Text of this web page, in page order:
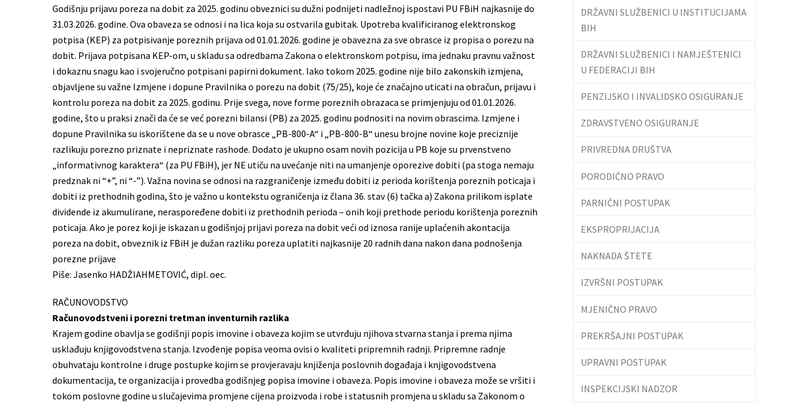
Godišnju prijavu poreza na dobit za 2025. godinu obveznici su dužni podnijeti nadležnoj ispostavi PU FBiH najkasnije do
31.03.2026. godine. Ova obaveza se odnosi i na lica koja su ostvarila gubitak. Upotreba kvalificiranog elektronskog
potpisa (KEP) za potpisivanje poreznih prijava od 01.01.2026. godine je obavezna za sve obrasce iz propisa o porezu na
dobit. Prijava potpisana KEP-om, u skladu sa odredbama Zakona o elektronskom potpisu, ima jednaku pravnu važnost
i dokaznu snagu kao i svojeručno potpisani papirni dokument. Iako tokom 2025. godine nije bilo zakonskih izmjena,
objavljene su važne Izmjene i dopune Pravilnika o porezu na dobit (75/25), koje će značajno uticati na obračun, prijavu i
kontrolu poreza na dobit za 2025. godinu. Prije svega, nove forme poreznih obrazaca se primjenjuju od 01.01.2026.
godine, što u praksi znači da će se već porezni bilansi (PB) za 2025. godinu podnositi na novim obrascima. Izmjene i
dopune Pravilnika su iskorištene da se u nove obrasce „PB-800-A“ i „PB-800-B“ unesu brojne novine koje preciznije
razlikuju porezno priznate i nepriznate rashode. Dodato je ukupno osam novih pozicija u PB koje su prvenstveno
„informativnog karaktera“ (za PU FBiH), jer NE utiču na uvećanje niti na umanjenje oporezive dobiti (pa stoga nemaju
predznak ni “+”, ni “-”). Važna novina se odnosi na razgraničenje između dobiti iz perioda korištenja poreznih poticaja i
dobiti iz prethodnih godina, što je važno u kontekstu ograničenja iz člana 36. stav (6) tačka a) Zakona prilikom isplate
dividende iz akumulirane, neraspoređene dobiti iz prethodnih perioda – onih koji prethode periodu korištenja poreznih
poticaja. Ako je porez koji je iskazan u godišnjoj prijavi poreza na dobit veći od iznosa ranije uplaćenih akontacija
poreza na dobit, obveznik iz FBiH je dužan razliku poreza uplatiti najkasnije 20 radnih dana nakon dana podnošenja
porezne prijave
Piše: Jasenko HADŽIAHMETOVIĆ, dipl. oec.
RAČUNOVODSTVO
Računovodstveni i porezni tretman inventurnih razlika
Krajem godine obavlja se godišnji popis imovine i obaveza kojim se utvrđuju njihova stvarna stanja i prema njima
usklađuju knjigovodstvena stanja. Izvođenje popisa veoma ovisi o kvaliteti pripremnih radnji. Pripremne radnje
obuhvataju kontrolne i druge postupke kojim se provjeravaju knjiženja poslovnih događaja i knjigovodstvena
dokumentacija, te organizacija i provedba godišnjeg popisa imovine i obaveza. Popis imovine i obaveza može se vršiti i
tokom poslovne godine u slučajevima promjene cijena proizvoda i robe i statusnih promjena u skladu sa Zakonom o
DRŽAVNI SLUŽBENICI U INSTITUCIJAMA
BIH
DRŽAVNI SLUŽBENICI I NAMJEŠTENICI
U FEDERACIJI BIH
PENZIJSKO I INVALIDSKO OSIGURANJE
ZDRAVSTVENO OSIGURANJE
PRIVREDNA DRUŠTVA
PORODIČNO PRAVO
PARNIČNI POSTUPAK
EKSPROPRIJACIJA
NAKNADA ŠTETE
IZVRŠNI POSTUPAK
MJENIČNO PRAVO
PREKRŠAJNI POSTUPAK
UPRAVNI POSTUPAK
INSPEKCIJSKI NADZOR